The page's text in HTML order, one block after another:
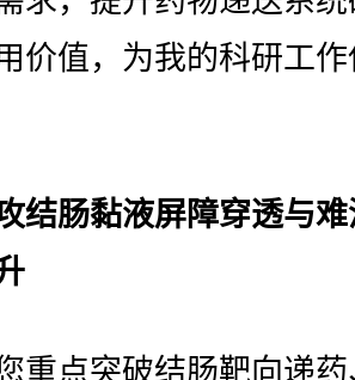
价值，为我的科研工
结肠黏液屏障穿透与
点突破结肠靶向递药